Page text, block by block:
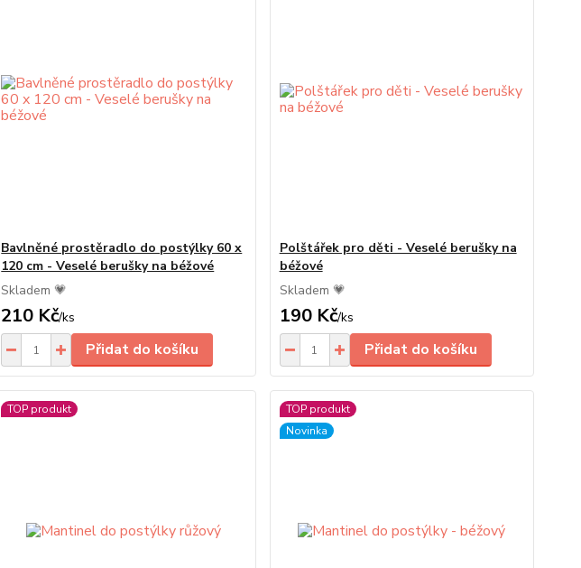
Bavlněné prostěradlo do postýlky 60 x
120 cm - Veselé berušky na béžové
Skladem 💗
210 Kč/ks
Přidat do košíku
Polštářek pro děti - Veselé berušky na
béžové
Skladem 💗
190 Kč/ks
Přidat do košíku
TOP produkt
TOP produkt
Novinka